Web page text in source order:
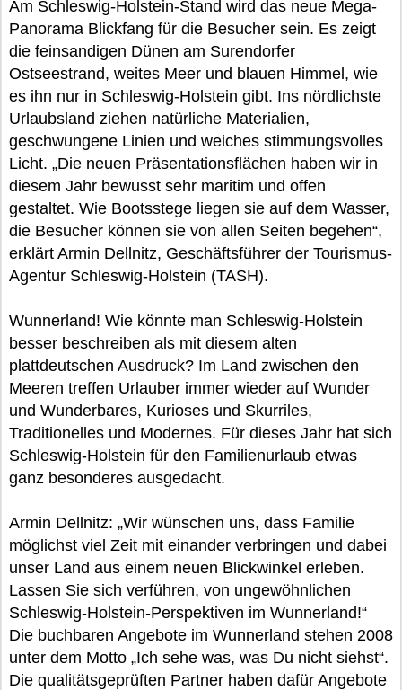
Am Schleswig-Holstein-Stand wird das neue Mega-
Panorama Blickfang für die Besucher sein. Es zeigt
die feinsandigen Dünen am Surendorfer
Ostseestrand, weites Meer und blauen Himmel, wie
es ihn nur in Schleswig-Holstein gibt. Ins nördlichste
Urlaubsland ziehen natürliche Materialien,
geschwungene Linien und weiches stimmungsvolles
Licht. „Die neuen Präsentationsflächen haben wir in
diesem Jahr bewusst sehr maritim und offen
gestaltet. Wie Bootsstege liegen sie auf dem Wasser,
die Besucher können sie von allen Seiten begehen“,
erklärt Armin Dellnitz, Geschäftsführer der Tourismus-
Agentur Schleswig-Holstein (TASH).
Wunnerland! Wie könnte man Schleswig-Holstein
besser beschreiben als mit diesem alten
plattdeutschen Ausdruck? Im Land zwischen den
Meeren treffen Urlauber immer wieder auf Wunder
und Wunderbares, Kurioses und Skurriles,
Traditionelles und Modernes. Für dieses Jahr hat sich
Schleswig-Holstein für den Familienurlaub etwas
ganz besonderes ausgedacht.
Armin Dellnitz: „Wir wünschen uns, dass Familie
möglichst viel Zeit mit einander verbringen und dabei
unser Land aus einem neuen Blickwinkel erleben.
Lassen Sie sich verführen, von ungewöhnlichen
Schleswig-Holstein-Perspektiven im Wunnerland!“
Die buchbaren Angebote im Wunnerland stehen 2008
unter dem Motto „Ich sehe was, was Du nicht siehst“.
Die qualitätsgeprüften Partner haben dafür Angebote